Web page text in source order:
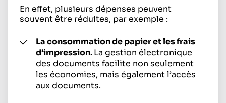
En effet, plusieurs dépenses peuvent
souvent être réduites, par exemple :
La consommation de papier et les frais
d’impression.La gestion électronique
des documents facilite non seulement
les économies, mais également l’accès
aux documents.